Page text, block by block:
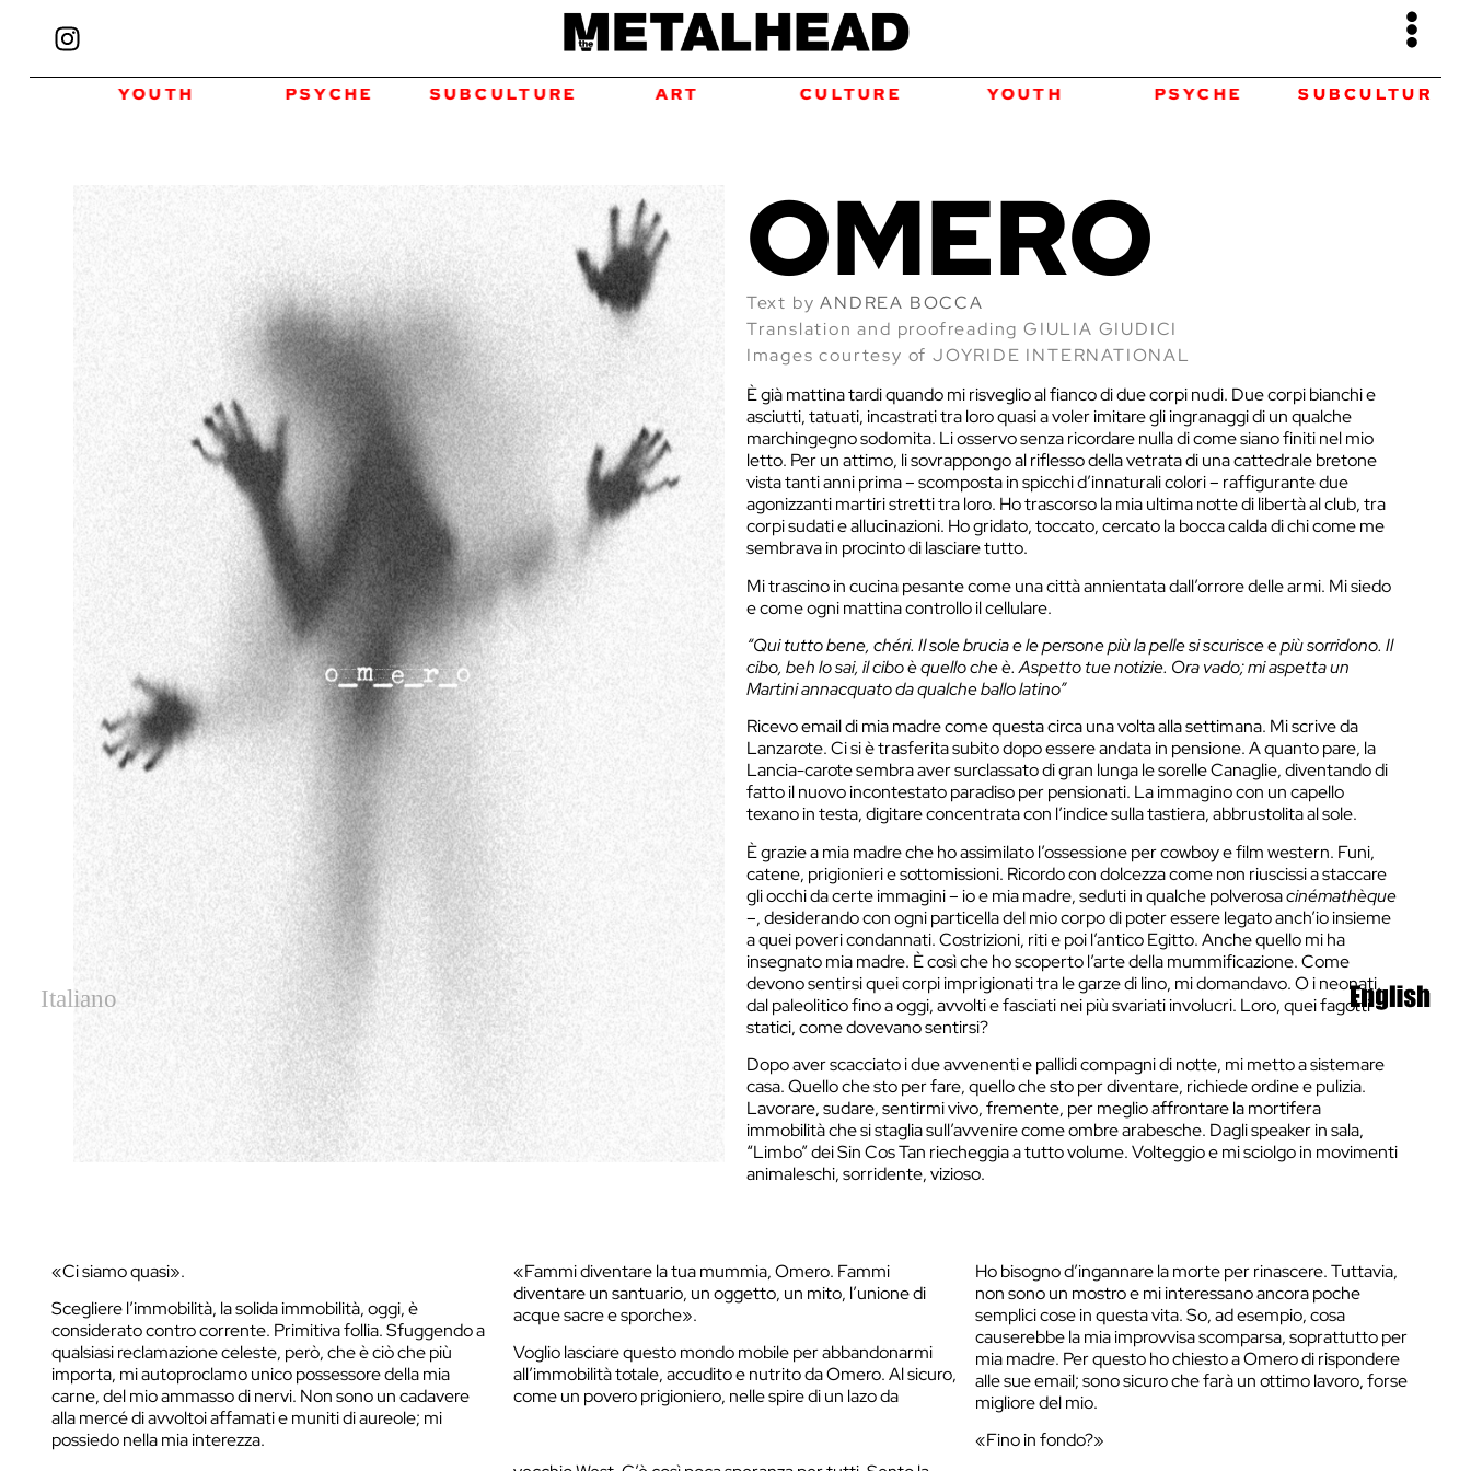
YOUTH PSYCHE SUBCULTURE ART CULTURE YOUTH PSYCHE SUBCULTURE
OMERO
Text byANDREA BOCCA
Translation and proofreading GIULIA GIUDICI
Images courtesy of JOYRIDE INTERNATIONAL
È già mattina tardi quando mi risveglio al fianco di due corpi nudi. Due corpi bianchi e
asciutti, tatuati, incastrati tra loro quasi a voler imitare gli ingranaggi di un qualche
marchingegno sodomita. Li osservo senza ricordare nulla di come siano finiti nel mio
letto. Per un attimo, li sovrappongo al riflesso della vetrata di una cattedrale bretone
vista tanti anni prima – scomposta in spicchi d’innaturali colori – raffigurante due
agonizzanti martiri stretti tra loro. Ho trascorso la mia ultima notte di libertà al club, tra
corpi sudati e allucinazioni. Ho gridato, toccato, cercato la bocca calda di chi come me
sembrava in procinto di lasciare tutto.
Mi trascino in cucina pesante come una città annientata dall’orrore delle armi. Mi siedo
e come ogni mattina controllo il cellulare.
“Qui tutto bene, chéri. Il sole brucia e le persone più la pelle si scurisce e più sorridono. Il
cibo, beh lo sai, il cibo è quello che è. Aspetto tue notizie. Ora vado; mi aspetta un
Martini annacquato da qualche ballo latino”
Ricevo email di mia madre come questa circa una volta alla settimana. Mi scrive da
Lanzarote. Ci si è trasferita subito dopo essere andata in pensione. A quanto pare, la
Lancia-carote sembra aver surclassato di gran lunga le sorelle Canaglie, diventando di
fatto il nuovo incontestato paradiso per pensionati. La immagino con un capello
texano in testa, digitare concentrata con l’indice sulla tastiera, abbrustolita al sole.
È grazie a mia madre che ho assimilato l’ossessione per cowboy e film western. Funi,
catene, prigionieri e sottomissioni. Ricordo con dolcezza come non riuscissi a staccare
gli occhi da certe immagini – io e mia madre, seduti in qualche polverosacinémathèque
–, desiderando con ogni particella del mio corpo di poter essere legato anch’io insieme
a quei poveri condannati. Costrizioni, riti e poi l’antico Egitto. Anche quello mi ha
insegnato mia madre. È così che ho scoperto l’arte della mummificazione. Come
devono sentirsi quei corpi imprigionati tra le garze di lino, mi domandavo. O i neonati,
dal paleolitico fino a oggi, avvolti e fasciati nei più svariati involucri. Loro, quei fagotti
statici, come dovevano sentirsi?
Dopo aver scacciato i due avvenenti e pallidi compagni di notte, mi metto a sistemare
casa. Quello che sto per fare, quello che sto per diventare, richiede ordine e pulizia.
Lavorare, sudare, sentirmi vivo, fremente, per meglio affrontare la mortifera
immobilità che si staglia sull’avvenire come ombre arabesche. Dagli speaker in sala,
“Limbo” dei Sin Cos Tan riecheggia a tutto volume. Volteggio e mi sciolgo in movimenti
animaleschi, sorridente, vizioso.
«Ci siamo quasi».
Scegliere l’immobilità, la solida immobilità, oggi, è
considerato contro corrente. Primitiva follia. Sfuggendo a
qualsiasi reclamazione celeste, però, che è ciò che più
importa, mi autoproclamo unico possessore della mia
carne, del mio ammasso di nervi. Non sono un cadavere
alla mercé di avvoltoi affamati e muniti di aureole; mi
possiedo nella mia interezza.
«Fammi diventare la tua mummia, Omero. Fammi
diventare un santuario, un oggetto, un mito, l’unione di
acque sacre e sporche».
Voglio lasciare questo mondo mobile per abbandonarmi
all’immobilità totale, accudito e nutrito da Omero. Al sicuro,
come un povero prigioniero, nelle spire di un lazo da
Ho bisogno d’ingannare la morte per rinascere. Tuttavia,
non sono un mostro e mi interessano ancora poche
semplici cose in questa vita. So, ad esempio, cosa
causerebbe la mia improvvisa scomparsa, soprattutto per
mia madre. Per questo ho chiesto a Omero di rispondere
alle sue email; sono sicuro che farà un ottimo lavoro, forse
migliore del mio.
«Fino in fondo?»
Italiano